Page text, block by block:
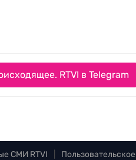
RTVI в Telegram
СМИ RTVI